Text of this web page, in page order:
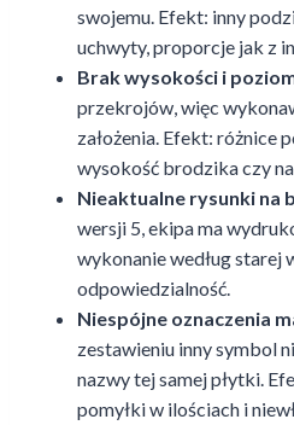
swojemu. Efekt: inny
uchwyty, proporcje jak z
Brak wysokości i
przekrojów, więc
założenia. Efekt: różnice
wysokość brodzika czy
Nieaktualne rysunki na
wersji 5, ekipa ma
wykonanie według starej
odpowiedzialność.
Niespójne oznaczenia
zestawieniu inny symbol
nazwy tej samej płytki.
pomyłki w ilościach i